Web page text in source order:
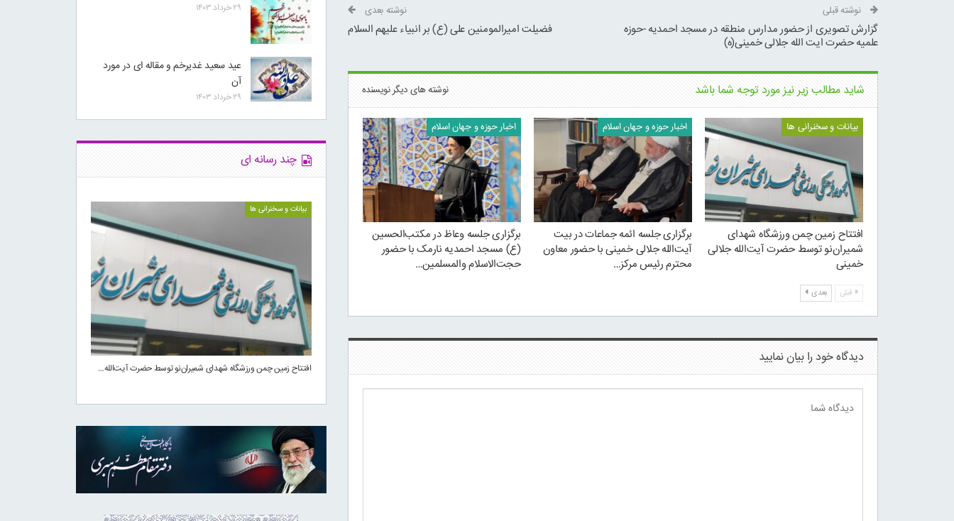
نوشته قبلی
گزارش تصویری از حضور مدارس منطقه در مسجد احمدیه -حوزه
علمیه حضرت ایت الله جلالی خمینی(ه)
نوشته بعدی
فضیلت امیرالمومنین علی (ع) بر انبیاء علیهم السلام
شاید مطالب زیر نیز مورد توجه شما باشد نوشته های دیگر نویسنده
بیانات و سخنرانی ها
افتتاح زمین چمن ورزشگاه شهدای
شمیران‌نو توسط حضرت آیت‌الله جلالی
خمینی
اخبار حوزه و جهان اسلام
برگزاری جلسه ائمه جماعات در بیت
آیت‌الله جلالی خمینی با حضور معاون
محترم رئیس مرکز…
اخبار حوزه و جهان اسلام
برگزاری جلسه وعاظ در مکتب‌الحسین
(ع) مسجد احمدیه نارمک با حضور
حجت‌الاسلام والمسلمین…
قبلی بعدی
دیدگاه خود را بیان نمایید
۲۹ خرداد ۱۴۰۳
عید سعید غدیرخم و مقاله ای در مورد
آن
۲۹ خرداد ۱۴۰۳
چند رسانه ای
بیانات و سخنرانی ها
افتتاح زمین چمن ورزشگاه شهدای شمیران‌نو توسط حضرت آیت‌الله…